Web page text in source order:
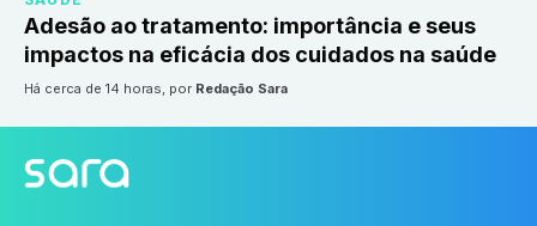
Adesão ao tratamento: importância e seus
impactos na eficácia dos cuidados na saúde
há cerca de 14 horas, por Redação Sara